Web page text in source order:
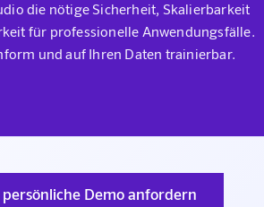
die nötige Sicherheit, Skalierbarkeit
für professionelle Anwendungsfälle.
und auf Ihren Daten trainierbar.
Demo anfordern